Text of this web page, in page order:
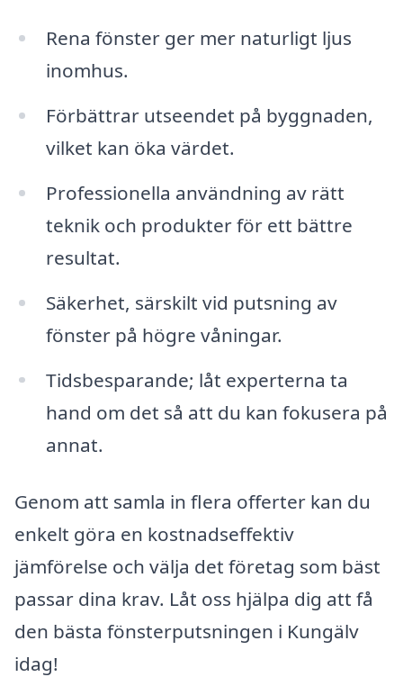
Rena fönster ger mer naturligt ljus
inomhus.
Förbättrar utseendet på byggnaden,
vilket kan öka värdet.
Professionella användning av rätt
teknik och produkter för ett bättre
resultat.
Säkerhet, särskilt vid putsning av
fönster på högre våningar.
Tidsbesparande; låt experterna ta
hand om det så att du kan fokusera på
annat.
Genom att samla in flera offerter kan du
enkelt göra en kostnadseffektiv
jämförelse och välja det företag som bäst
passar dina krav. Låt oss hjälpa dig att få
den bästa fönsterputsningen i Kungälv
idag!